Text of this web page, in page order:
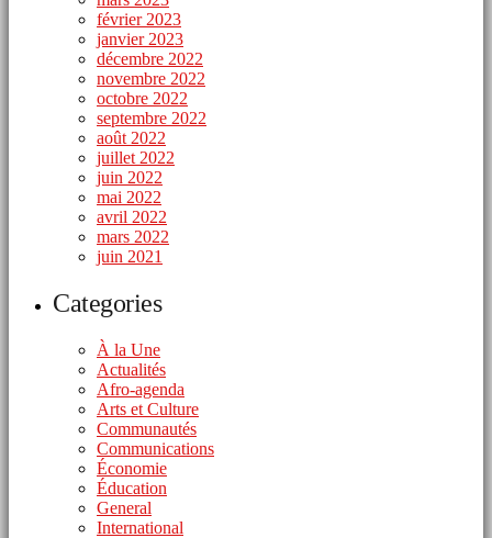
février 2023
janvier 2023
décembre 2022
novembre 2022
octobre 2022
septembre 2022
août 2022
juillet 2022
juin 2022
mai 2022
avril 2022
mars 2022
juin 2021
Categories
À la Une
Actualités
Afro-agenda
Arts et Culture
Communautés
Communications
Économie
Éducation
General
International